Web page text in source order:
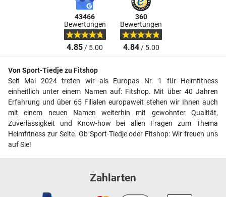
43466
Bewertungen
4.85/ 5.00
360
Bewertungen
4.84/ 5.00
Von Sport-Tiedje zu Fitshop
Seit Mai 2024 treten wir als Europas Nr. 1 für Heimfitness
einheitlich unter einem Namen auf: Fitshop. Mit über 40 Jahren
Erfahrung und über 65 Filialen europaweit stehen wir Ihnen auch
mit einem neuen Namen weiterhin mit gewohnter Qualität,
Zuverlässigkeit und Know-how bei allen Fragen zum Thema
Heimfitness zur Seite. Ob Sport-Tiedje oder Fitshop: Wir freuen uns
auf Sie!
Zahlarten